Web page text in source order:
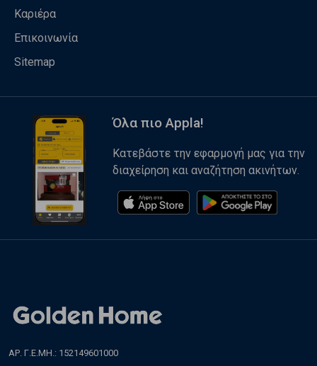
Καριέρα
Επικοινωνία
Sitemap
Όλα πιο Appla!
Κατεβάστε την εφαρμογή μας για την
διαχείρηση και αναζήτηση ακινήτων.
ΑΡ. Γ.Ε.ΜΗ.: 152149601000